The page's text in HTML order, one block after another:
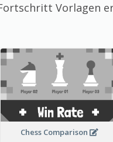
Vorlagen
Chess Comparison